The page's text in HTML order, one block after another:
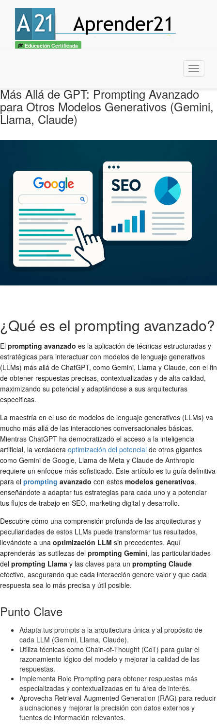
Educación Certificada
Menu
Más Allá de GPT: Prompting Avanzado
para Otros Modelos Generativos (Gemini,
Llama, Claude)
¿Qué es el prompting avanzado?
El prompting avanzado es la aplicación de técnicas estructuradas y
estratégicas para interactuar con modelos de lenguaje generativos
(LLMs) más allá de ChatGPT, como Gemini, Llama y Claude, con el fin
de obtener respuestas precisas, contextualizadas y de alta calidad,
maximizando su potencial y adaptándose a sus arquitecturas
específicas.
La maestría en el uso de modelos de lenguaje generativos (LLMs) va
mucho más allá de las interacciones conversacionales básicas.
Mientras ChatGPT ha democratizado el acceso a la inteligencia
artificial, la verdadera optimización del potencial de otros gigantes
como Gemini de Google, Llama de Meta y Claude de Anthropic
requiere un enfoque más sofisticado. Este artículo es tu guía definitiva
para el prompting avanzado con estos modelos generativos,
enseñándote a adaptar tus estrategias para cada uno y a potenciar
tus flujos de trabajo en SEO, marketing digital y desarrollo.
Descubre cómo una comprensión profunda de las arquitecturas y
peculiaridades de estos LLMs puede transformar tus resultados,
llevándote a una optimización LLM sin precedentes. Aquí
aprenderás las sutilezas del prompting Gemini, las particularidades
del prompting Llama y las claves para un prompting Claude
efectivo, asegurando que cada interacción genere valor y que cada
respuesta sea lo más precisa y útil posible.
Punto Clave
Adapta tus prompts a la arquitectura única y al propósito de
cada LLM (Gemini, Llama, Claude).
Utiliza técnicas como Chain-of-Thought (CoT) para guiar el
razonamiento lógico del modelo y mejorar la calidad de las
respuestas.
Implementa Role Prompting para obtener respuestas más
especializadas y contextualizadas en tu área de interés.
Aprovecha Retrieval-Augmented Generation (RAG) para reducir
alucinaciones y mejorar la precisión con datos externos y
fuentes de información relevantes.